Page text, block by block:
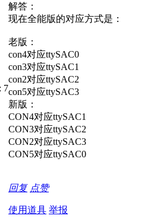
解答：
现在全能版的对应方式是：
老版：
con4对应ttySAC0
con3对应ttySAC1
con2对应ttySAC2
con5对应ttySAC3
新版：
CON4对应ttySAC1
CON3对应ttySAC2
CON2对应ttySAC3
CON5对应ttySAC0
回复 点赞
使用道具 举报